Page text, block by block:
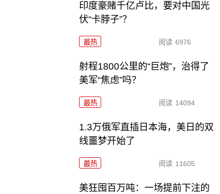
印度豪赌千亿卢比，要对中国光
伏“卡脖子”？
最热 阅读 6976
射程1800公里的“巨炮”，治得了
美军“焦虑”吗？
最热 阅读 14094
1.3万俄军直插日本海，美日的双
线噩梦开始了
最热 阅读 11605
美狂囤百万吨：一场提前下注的